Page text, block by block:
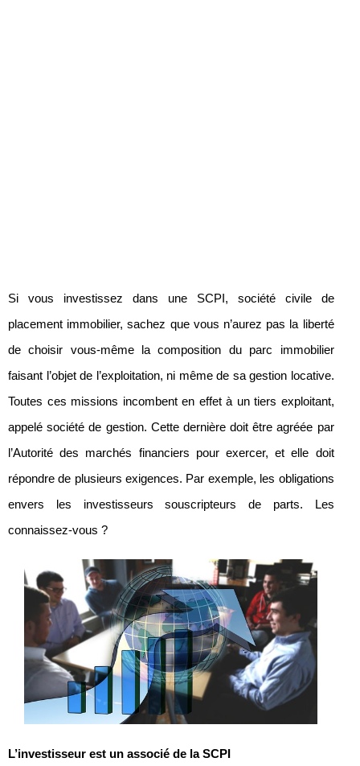
Si vous investissez dans une SCPI, société civile de
placement immobilier, sachez que vous n’aurez pas la liberté
de choisir vous-même la composition du parc immobilier
faisant l’objet de l’exploitation, ni même de sa gestion locative.
Toutes ces missions incombent en effet à un tiers exploitant,
appelé société de gestion. Cette dernière doit être agréée par
l’Autorité des marchés financiers pour exercer, et elle doit
répondre de plusieurs exigences. Par exemple, les obligations
envers les investisseurs souscripteurs de parts. Les
connaissez-vous ?
L’investisseur est un associé de la SCPI